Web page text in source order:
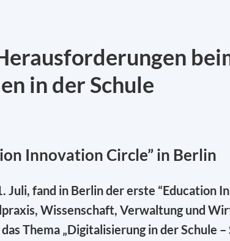
in der Schule
Innovation Circle” in Berlin
Juli, fand in Berlin der erste “Education
Wissenschaft, Verwaltung und
Thema „Digitalisierung in der Schule